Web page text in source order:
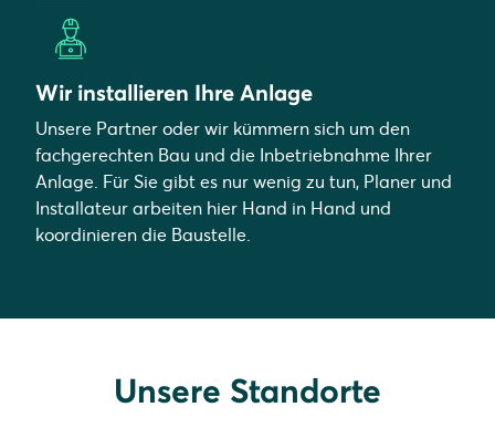
Wir installieren Ihre Anlage
Unsere Partner oder wir kümmern sich um den
fachgerechten Bau und die Inbetriebnahme Ihrer
Anlage. Für Sie gibt es nur wenig zu tun, Planer und
Installateur arbeiten hier Hand in Hand und
koordinieren die Baustelle.
Unsere Standorte